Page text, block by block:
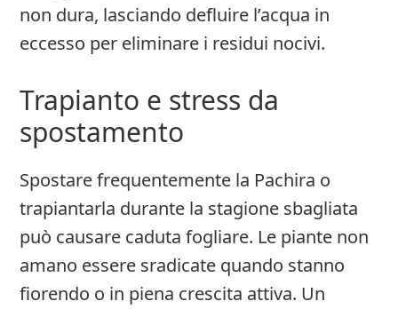
non dura, lasciando defluire l’acqua in
eccesso per eliminare i residui nocivi.
Trapianto e stress da
spostamento
Spostare frequentemente la Pachira o
trapiantarla durante la stagione sbagliata
può causare caduta fogliare. Le piante non
amano essere sradicate quando stanno
fiorendo o in piena crescita attiva. Un